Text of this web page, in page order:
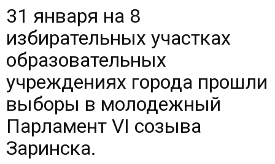
31 января на 8
избирательных участках
образовательных
учреждениях города прошли
выборы в молодежный
Парламент VI созыва
Заринска.